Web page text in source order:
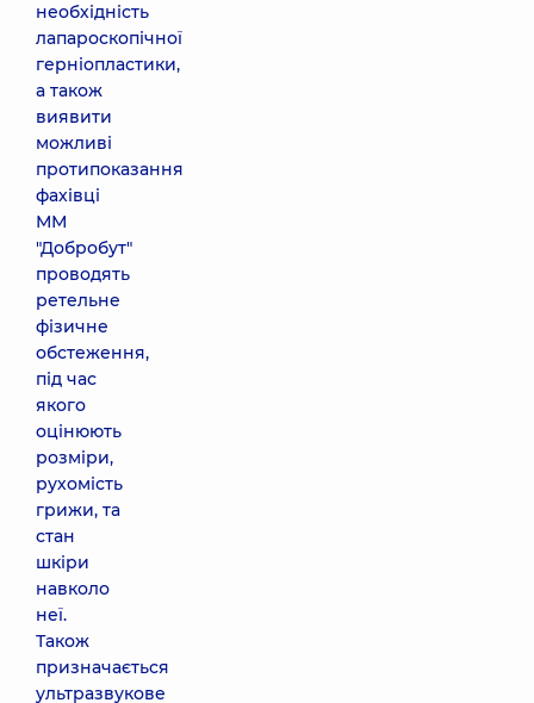
необхідність
лапароскопічної
герніопластики,
а також
виявити
можливі
протипоказання
фахівці
ММ
"Добробут"
проводять
ретельне
фізичне
обстеження,
під час
якого
оцінюють
розміри,
рухомість
грижи, та
стан
шкіри
навколо
неї.
Також
призначається
ультразвукове